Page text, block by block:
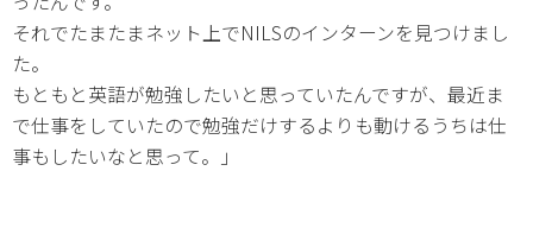
それでたまたまネット上でNILSのインターンを見つけまし
た。
もともと英語が勉強したいと思っていたんですが、最近ま
で仕事をしていたので勉強だけするよりも動けるうちは仕
事もしたいなと思って。」